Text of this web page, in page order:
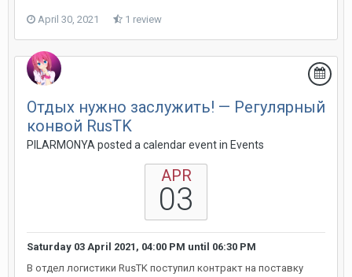
April 30, 2021 1 review
Отдых нужно заслужить! — Регулярный
конвой RusTK
PILARMONYA posted a calendar event in Events
APR
03
Saturday 03 April 2021, 04:00 PM until 06:30 PM
В отдел логистики RusTK поступил контракт на поставку